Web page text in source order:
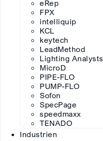
eRep
FPX
intelliquip
KCL
keytech
LeadMethod
Lighting Analysts
MicroD
PIPE-FLO
PUMP-FLO
Sofon
SpecPage
speedmaxx
TENADO
Industrien